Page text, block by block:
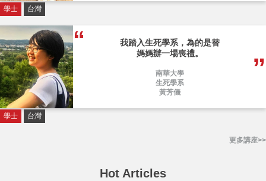
學士 台灣
我踏入生死學系，為的是替
媽媽辦一場喪禮。
南華大學
生死學系
黃芳儀
學士 台灣
更多講座>>
Hot Articles